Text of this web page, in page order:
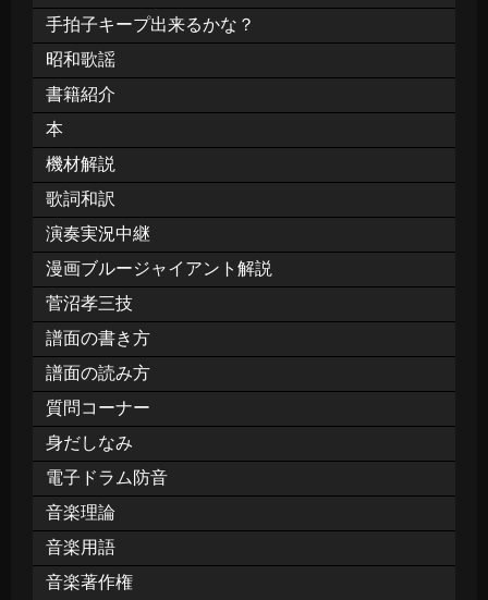
手拍子キープ出来るかな？
昭和歌謡
書籍紹介
本
機材解説
歌詞和訳
演奏実況中継
漫画ブルージャイアント解説
菅沼孝三技
譜面の書き方
譜面の読み方
質問コーナー
身だしなみ
電子ドラム防音
音楽理論
音楽用語
音楽著作権